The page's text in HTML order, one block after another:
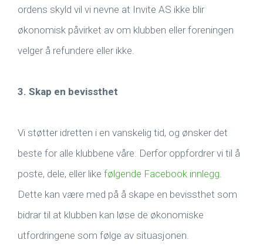
ordens skyld vil vi nevne at Invite AS ikke blir
økonomisk påvirket av om klubben eller foreningen
velger å refundere eller ikke.
3. Skap en bevissthet
Vi støtter idretten i en vanskelig tid, og ønsker det
beste for alle klubbene våre. Derfor oppfordrer vi til å
poste, dele, eller like følgende Facebook innlegg
Dette kan være med på å skape en bevissthet som
bidrar til at klubben kan løse de økonomiske
utfordringene som følge av situasjonen.